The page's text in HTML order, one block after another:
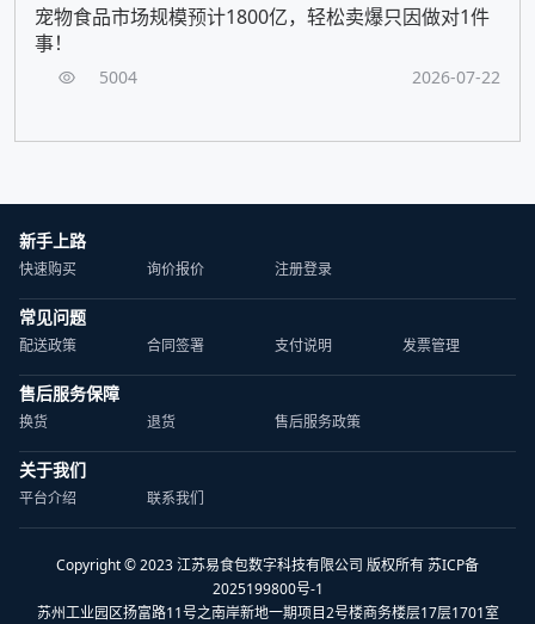
宠物食品市场规模预计1800亿，轻松卖爆只因做对1件
事！
5004 2026-07-22
新手上路
快速购买 询价报价 注册登录
常见问题
配送政策 合同签署 支付说明 发票管理
售后服务保障
换货 退货 售后服务政策
关于我们
平台介绍 联系我们
Copyright © 2023 江苏易食包数字科技有限公司 版权所有 苏ICP备
2025199800号-1
苏州工业园区扬富路11号之南岸新地一期项目2号楼商务楼层17层1701室